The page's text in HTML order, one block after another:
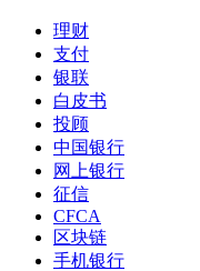
理财
支付
银联
白皮书
投顾
中国银行
网上银行
征信
CFCA
区块链
手机银行